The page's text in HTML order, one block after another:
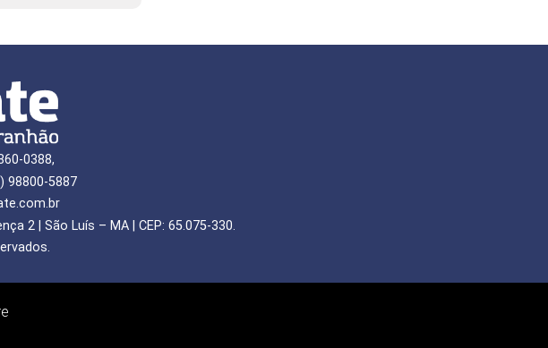
0388,
98800-5887
2 | São Luís – MA | CEP: 65.075-330.